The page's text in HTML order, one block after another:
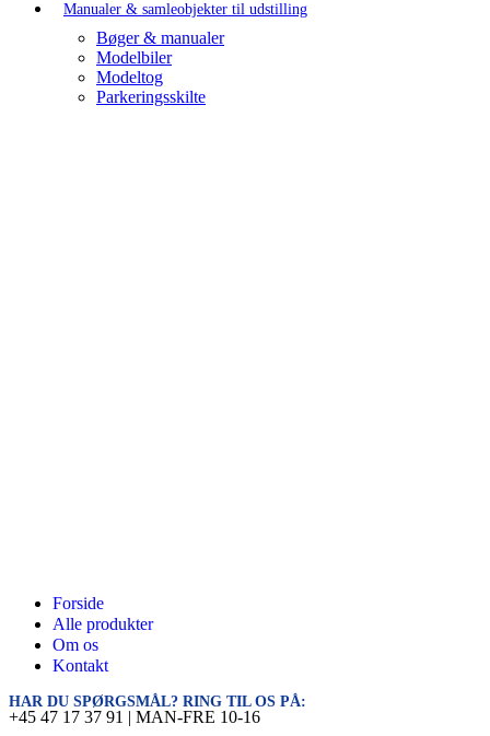
Manualer & samleobjekter til udstilling
Bøger & manualer
Modelbiler
Modeltog
Parkeringsskilte
Forside
Alle produkter
Om os
Kontakt
HAR DU SPØRGSMÅL? RING TIL OS PÅ:
+45 47 17 37 91 | MAN-FRE 10-16